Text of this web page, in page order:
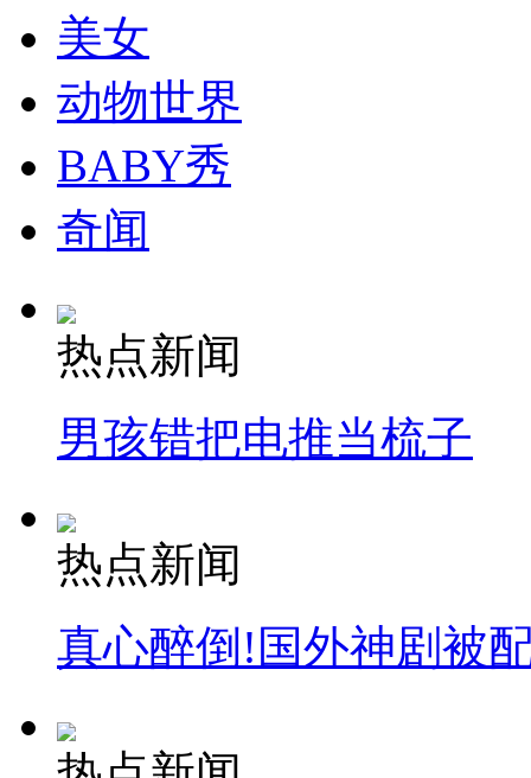
美女
动物世界
BABY秀
奇闻
热点新闻
男孩错把电推当梳子
热点新闻
真心醉倒!国外神剧被